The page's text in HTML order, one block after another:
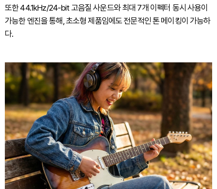
또한 44.1kHz/24-bit 고음질 사운드와 최대 7개 이펙터 동시 사용이
가능한 엔진을 통해, 초소형 제품임에도 전문적인 톤 메이킹이 가능하
다.